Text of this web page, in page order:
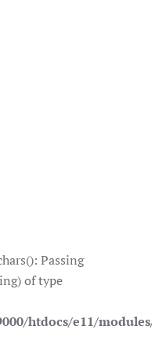
Passing
of type
htdocs/e11/